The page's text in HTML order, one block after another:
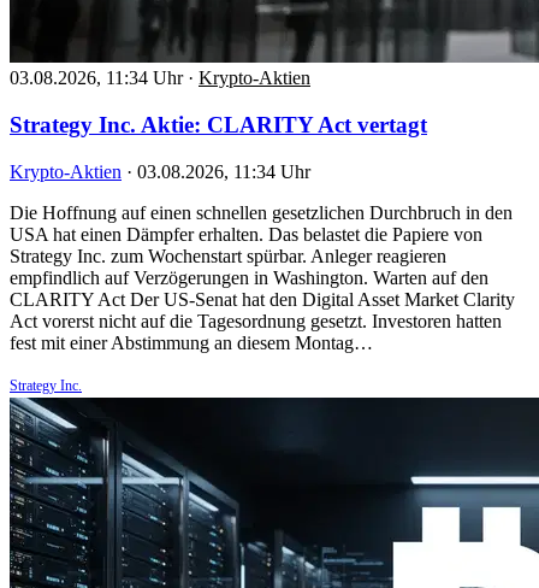
03.08.2026, 11:34 Uhr · Krypto-Aktien
Strategy Inc. Aktie: CLARITY Act vertagt
Krypto-Aktien · 03.08.2026, 11:34 Uhr
Die Hoffnung auf einen schnellen gesetzlichen Durchbruch in den
USA hat einen Dämpfer erhalten. Das belastet die Papiere von
Strategy Inc. zum Wochenstart spürbar. Anleger reagieren
empfindlich auf Verzögerungen in Washington. Warten auf den
CLARITY Act Der US-Senat hat den Digital Asset Market Clarity
Act vorerst nicht auf die Tagesordnung gesetzt. Investoren hatten
fest mit einer Abstimmung an diesem Montag…
Strategy Inc.